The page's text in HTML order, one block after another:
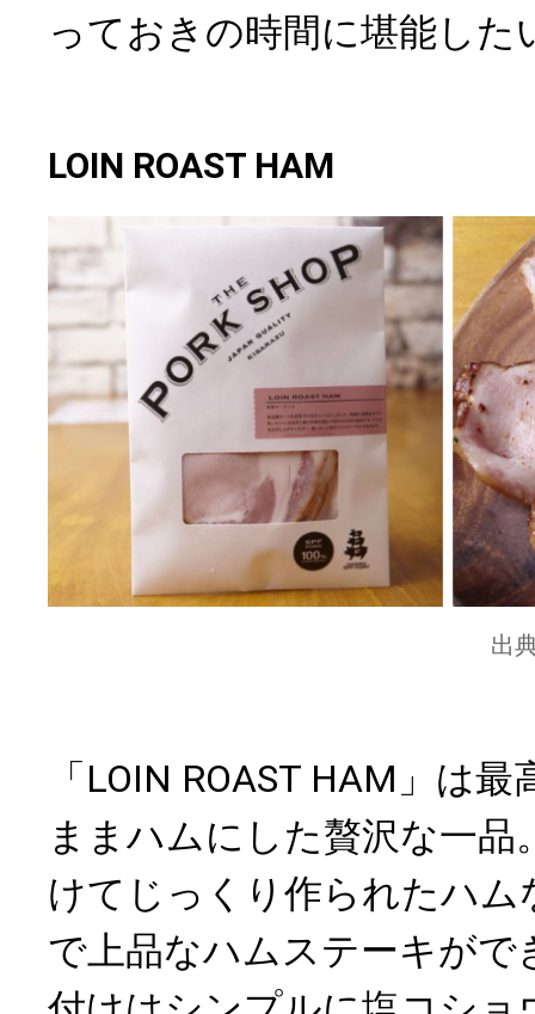
っておきの時間に堪能した
LOIN ROAST HAM
出
「LOIN ROAST HAM」は
ままハムにした贅沢な一品
けてじっくり作られたハ
で上品なハムステーキがで